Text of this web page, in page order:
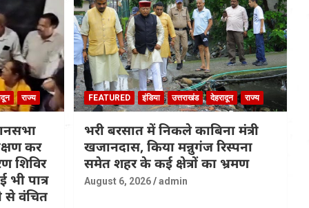
राज्य
कर
शिविर
पात्र
से वंचित
FEATURED इंडिया उत्तराखंड देहरादून राज्य
भरी बरसात में निकले काबिना मंत्री
खजानदास, किया मन्नुगंज रिस्पना
समेत शहर के कई क्षेत्रों का भ्रमण
August 6, 2026 admin